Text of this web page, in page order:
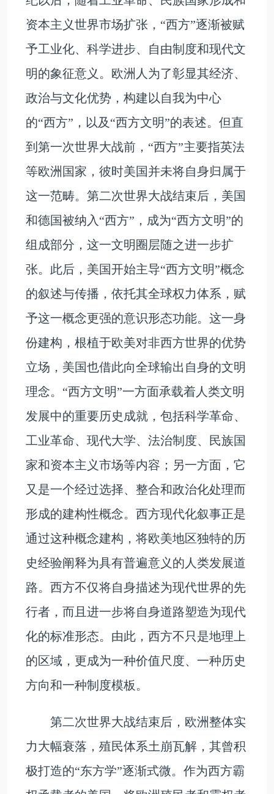
资本主义世界市场扩张，“西方”逐渐被赋
予工业化、科学进步、自由制度和现代文
明的象征意义。欧洲人为了彰显其经济、
政治与文化优势，构建以自我为中心
的“西方”，以及“西方文明”的表述。但直
到第一次世界大战前，“西方”主要指英法
等欧洲国家，彼时美国并未将自身归属于
这一范畴。第二次世界大战结束后，美国
和德国被纳入“西方”，成为“西方文明”的
组成部分，这一文明圈层随之进一步扩
张。此后，美国开始主导“西方文明”概念
的叙述与传播，依托其全球权力体系，赋
予这一概念更强的意识形态功能。这一身
份建构，根植于欧美对非西方世界的优势
立场，美国也借此向全球输出自身的文明
理念。“西方文明”一方面承载着人类文明
发展中的重要历史成就，包括科学革命、
工业革命、现代大学、法治制度、民族国
家和资本主义市场等内容；另一方面，它
又是一个经过选择、整合和政治化处理而
形成的建构性概念。西方现代化叙事正是
通过这种概念建构，将欧美地区独特的历
史经验阐释为具有普遍意义的人类发展道
路。西方不仅将自身描述为现代世界的先
行者，而且进一步将自身道路塑造为现代
化的标准形态。由此，西方不只是地理上
的区域，更成为一种价值尺度、一种历史
方向和一种制度模板。
第二次世界大战结束后，欧洲整体实
力大幅衰落，殖民体系土崩瓦解，其曾积
极打造的“东方学”逐渐式微。作为西方霸